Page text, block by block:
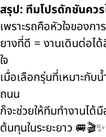
สรุป: ทีมโปรดักชันคว
เพราะรถคือหัวใจของก
ยางที่ดี = งานเดินต่อไ
ใจ
เมื่อเลือกรุ่นที่เหมาะกับ
ถนน
ก็จะช่วยให้ทีมทำงานไ
ต้นทุนในระยะยาว 🚐🎬✨